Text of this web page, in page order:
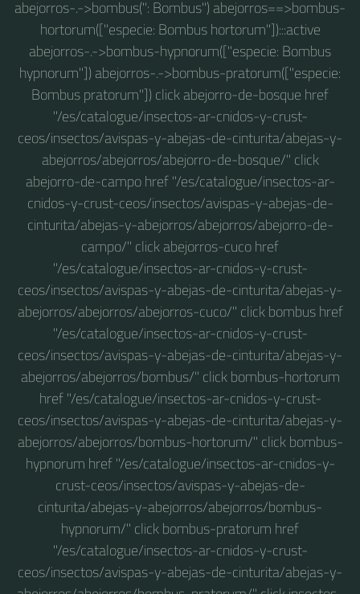
abejorros-.->bombus(": Bombus") abejorros==>bombus-
hortorum(["especie: Bombus hortorum"]):::active
abejorros-.->bombus-hypnorum(["especie: Bombus
hypnorum"]) abejorros-.->bombus-pratorum(["especie:
Bombus pratorum"]) click abejorro-de-bosque href
"/es/catalogue/insectos-ar-cnidos-y-crust-
ceos/insectos/avispas-y-abejas-de-cinturita/abejas-y-
abejorros/abejorros/abejorro-de-bosque/" click
abejorro-de-campo href "/es/catalogue/insectos-ar-
cnidos-y-crust-ceos/insectos/avispas-y-abejas-de-
cinturita/abejas-y-abejorros/abejorros/abejorro-de-
campo/" click abejorros-cuco href
"/es/catalogue/insectos-ar-cnidos-y-crust-
ceos/insectos/avispas-y-abejas-de-cinturita/abejas-y-
abejorros/abejorros/abejorros-cuco/" click bombus href
"/es/catalogue/insectos-ar-cnidos-y-crust-
ceos/insectos/avispas-y-abejas-de-cinturita/abejas-y-
abejorros/abejorros/bombus/" click bombus-hortorum
href "/es/catalogue/insectos-ar-cnidos-y-crust-
ceos/insectos/avispas-y-abejas-de-cinturita/abejas-y-
abejorros/abejorros/bombus-hortorum/" click bombus-
hypnorum href "/es/catalogue/insectos-ar-cnidos-y-
crust-ceos/insectos/avispas-y-abejas-de-
cinturita/abejas-y-abejorros/abejorros/bombus-
hypnorum/" click bombus-pratorum href
"/es/catalogue/insectos-ar-cnidos-y-crust-
ceos/insectos/avispas-y-abejas-de-cinturita/abejas-y-